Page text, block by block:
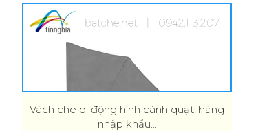
Vách che di động hình cánh quạt, hàng
nhập khẩu...